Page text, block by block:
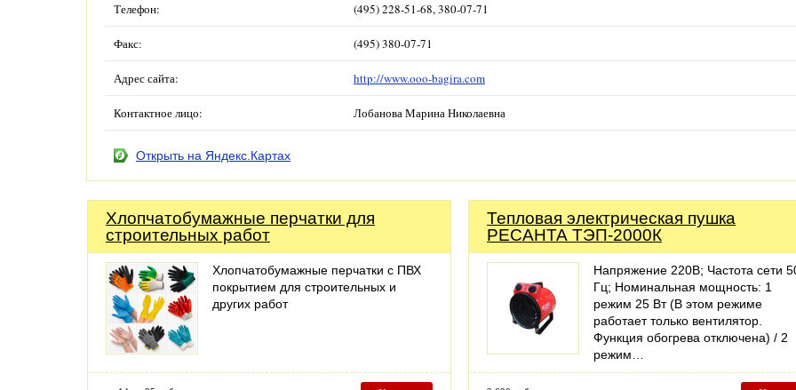
Телефон: (495) 228-51-68, 380-07-71
Факс: (495) 380-07-71
Адрес сайта: http://www.ooo-bagira.com
Контактное лицо: Лобанова Марина Николаевна
Открыть на Яндекс.Картах
Хлопчатобумажные перчатки для
строительных работ
Хлопчатобумажные перчатки с ПВХ
покрытием для строительных и
других работ
Тепловая электрическая пушка
РЕСАНТА ТЭП-2000К
Напряжение 220В; Частота сети
Гц; Номинальная мощность: 1
режим 25 Вт (В этом режиме
работает только вентилятор.
Функция обогрева отключена) / 2
режим…